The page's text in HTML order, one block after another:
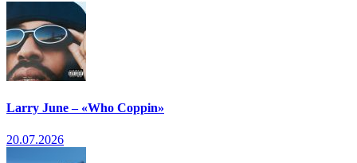
Larry June – «Who Coppin»
20.07.2026